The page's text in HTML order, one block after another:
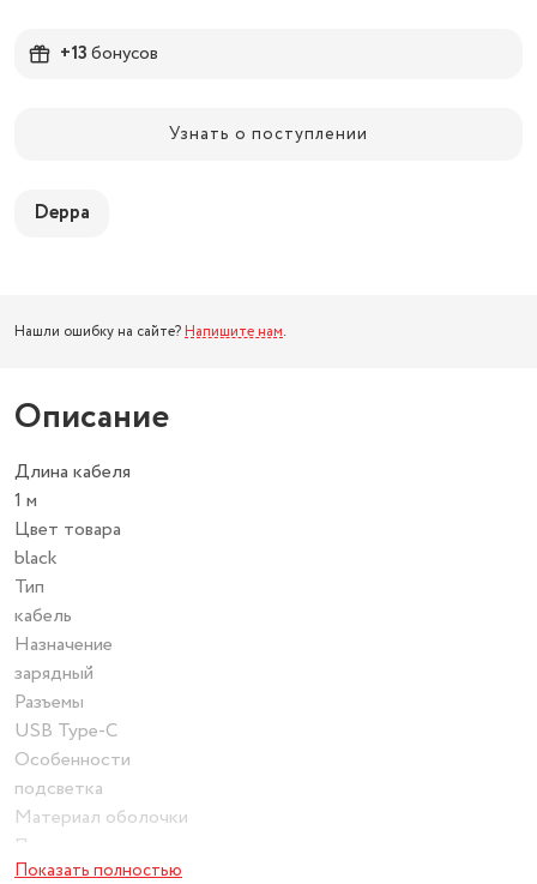
+13бонусов
Узнать о поступлении
Deppa
Нашли ошибку на сайте? Напишите нам.
Описание
Длина кабеля
1 м
Цвет товара
black
Тип
кабель
Назначение
зарядный
Разъемы
USB Type-C
Особенности
подсветка
Материал оболочки
Пропилен
Показать полностью